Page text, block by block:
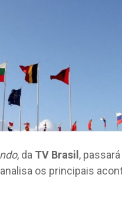
, da TV Brasil ,
os principais